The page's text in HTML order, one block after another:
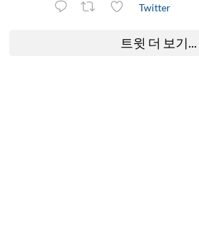
Twitter
트윗 더 보기...